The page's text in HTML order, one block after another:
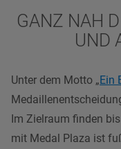
GANZ NAH
UND
Unter dem Motto „Ein
Im Zielraum finden
mit Medal Plaza ist